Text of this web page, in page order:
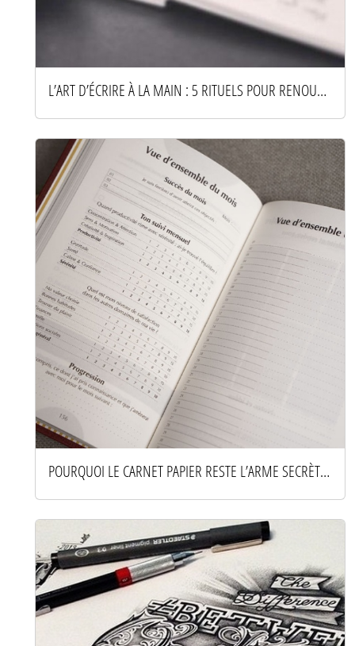
L’ART D’ÉCRIRE À LA MAIN : 5 RITUELS POUR RENOUER AVEC LE PAPIER
POURQUOI LE CARNET PAPIER RESTE L’ARME SECRÈTE DES ESPRITS PRODUCTIFS